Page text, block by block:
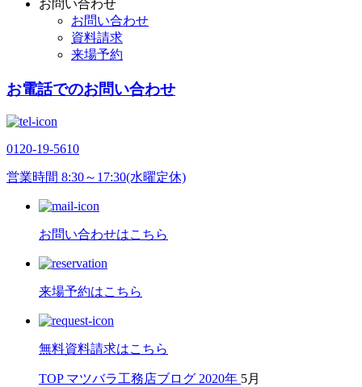
お問い合わせ
お問い合わせ
資料請求
来場予約
お電話でのお問い合わせ
0120-19-5610
営業時間 8:30～17:30(水曜定休)
お問い合わせはこちら
来場予約はこちら
無料資料請求はこちら
TOP マツバラ工務店ブログ 2020年 5月